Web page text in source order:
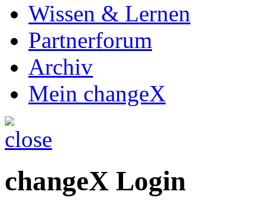
Wissen & Lernen
Partnerforum
Archiv
Mein changeX
changeX Login